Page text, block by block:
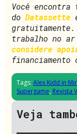
Você
do Datassette
trabalho no
considere
Tags: Alex Kidd in
Supergame, Revista
Veja